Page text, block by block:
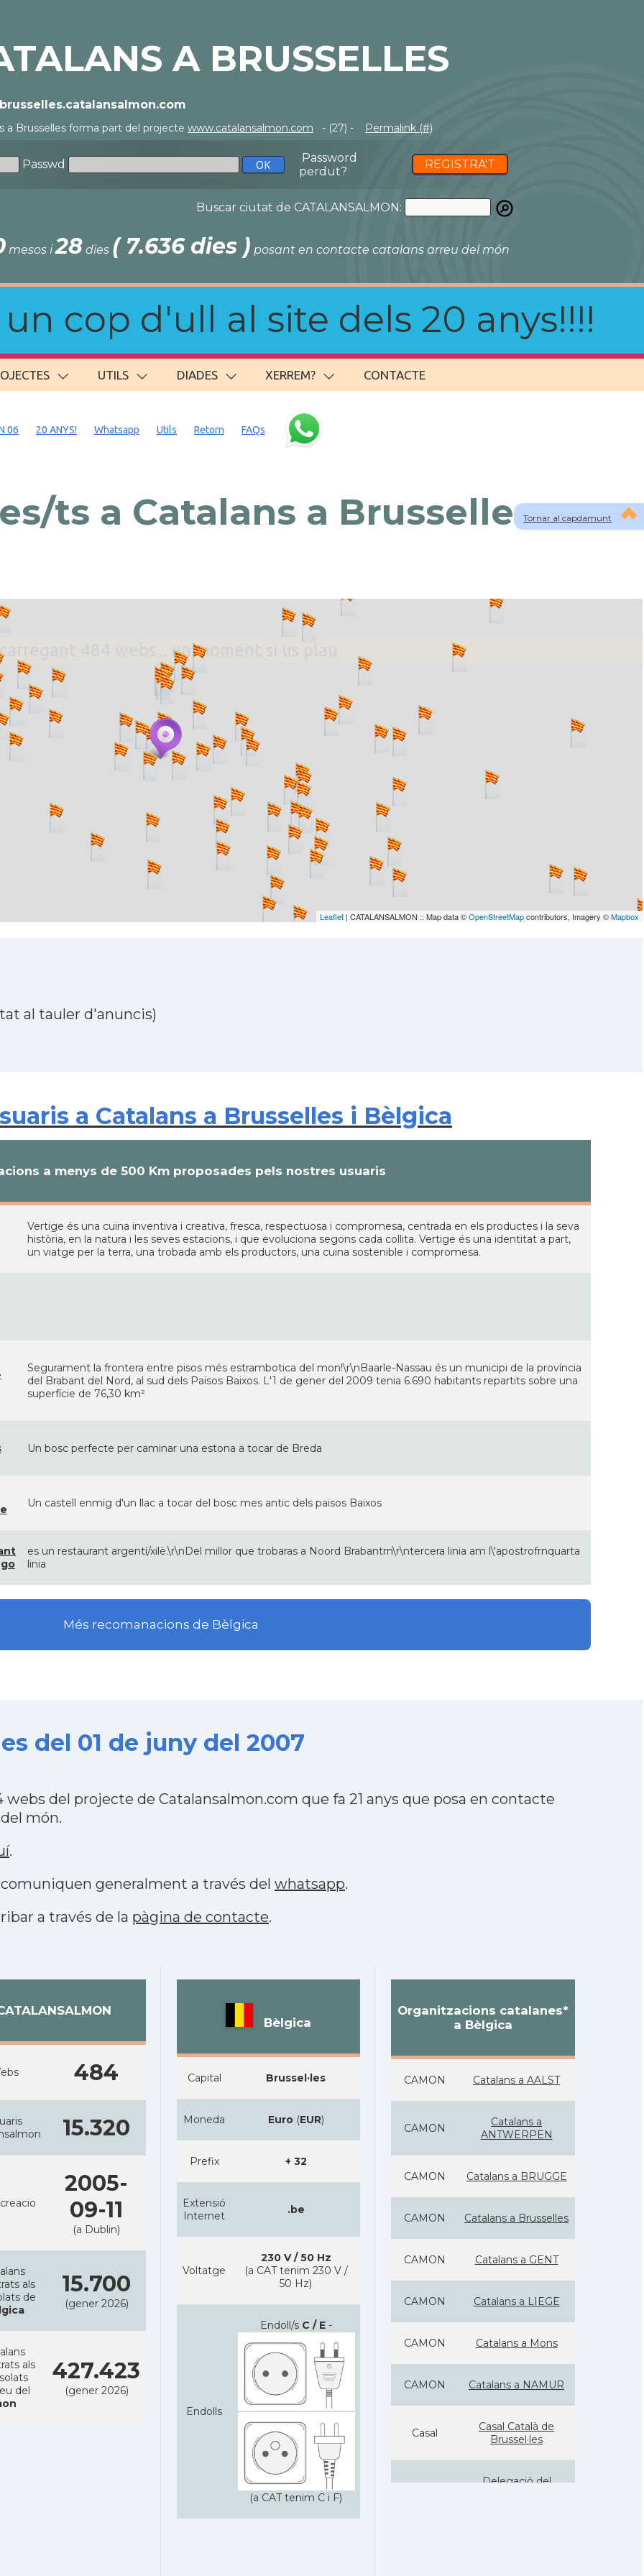
A BRUSSELLES
a Brusselles forma part del projecte www.catalansalmon.com - (27) - Permalink (#)
Passwd
Password
perdut?
REGISTRA'T
Buscar ciutat de CATALANSALMON:
mesos i28 dies ( 7.636 dies ) posant en contacte catalans arreu del món
cop d'ull al site dels 20 anys!!!!
UTILS DIADES XERREM? CONTACTE
Tornar al capdamunt
06 20 ANYS! Whatsapp Utils Retorn FAQs
ts a Catalans a Brusselles
484 webs... un moment si us plau
Leaflet | CATALANSALMON :: Map data ©OpenStreetMapcontributors, Imagery ©Mapbox
al tauler d'anuncis)
a Catalans a Brusselles i Bèlgica
a menys de 500 Km proposades pels nostres usuaris
Vertige és una cuina inventiva i creativa, fresca, respectuosa i compromesa, centrada en els productes i la seva
història, en la natura i les seves estacions, i que evoluciona segons cada collita. Vertige és una identitat a part,
un viatge per la terra, una trobada amb els productors, una cuina sostenible i compromesa.
Segurament la frontera entre pisos més estrambotica del mon!\r\nBaarle-Nassau és un municipi de la província
del Brabant del Nord, al sud dels Països Baixos. L'1 de gener del 2009 tenia 6.690 habitants repartits sobre una
superfície de 76,30 km²
Un bosc perfecte per caminar una estona a tocar de Breda
Un castell enmig d'un llac a tocar del bosc mes antic dels paisos Baixos
es un restaurant argentí/xilè.\r\nDel millor que trobaras a Noord Brabantrn\r\ntercera linia am l\'apostrofrnquarta
linia
Més recomanacions de Bèlgica
del 01 de juny del 2007
webs del projecte de Catalansalmon.com que fa 21 anys que posa en contacte
món.
.
generalment a través del whatsapp.
a través de la pàgina de contacte.
484
15.320
2005-
09-11
(a Dublin)
als
de
15.700
(gener 2026)
als
del
427.423
(gener 2026)
Bèlgica
Capital Brussel·les
Moneda Euro(EUR)
Prefix + 32
Extensió
Internet
.be
Voltatge
230 V / 50 Hz
(a CAT tenim 230 V /
50 Hz)
Endolls
Endoll/s C / E-
(a CAT tenim C i F)
Organitzacions catalanes*
a Bèlgica
CAMON Catalans a AALST
CAMON
Catalans a
ANTWERPEN
CAMON Catalans a BRUGGE
CAMON Catalans a Brusselles
CAMON Catalans a GENT
CAMON Catalans a LIEGE
CAMON Catalans a Mons
CAMON Catalans a NAMUR
Casal
Casal Català de
Brussel·les
Delegació del